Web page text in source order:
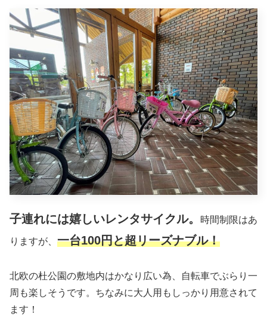
子連れには嬉しいレンタサイクル。 時間制限はあ
りますが、 一台100円と超リーズナブル！
北欧の杜公園の敷地内はかなり広い為、自転車でぶらり一
周も楽しそうです。ちなみに大人用もしっかり用意されて
ます！